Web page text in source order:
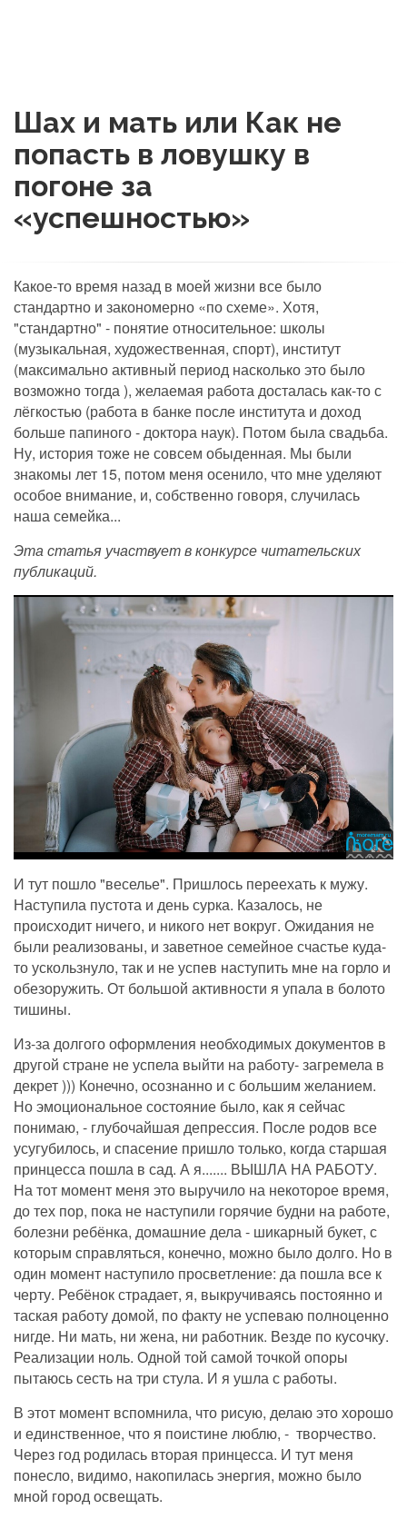
Шах и мать или Как не
попасть в ловушку в
погоне за
«успешностью»
Какое-то время назад в моей жизни все было
стандартно и закономерно «по схеме». Хотя,
"стандартно" - понятие относительное: школы
(музыкальная, художественная, спорт), институт
(максимально активный период насколько это было
возможно тогда ), желаемая работа досталась как-то с
лёгкостью (работа в банке после института и доход
больше папиного - доктора наук). Потом была свадьба.
Ну, история тоже не совсем обыденная. Мы были
знакомы лет 15, потом меня осенило, что мне уделяют
особое внимание, и, собственно говоря, случилась
наша семейка...
Эта статья участвует в конкурсе читательских
публикаций.
И тут пошло "веселье". Пришлось переехать к мужу.
Наступила пустота и день сурка. Казалось, не
происходит ничего, и никого нет вокруг. Ожидания не
были реализованы, и заветное семейное счастье куда-
то ускользнуло, так и не успев наступить мне на горло и
обезоружить. От большой активности я упала в болото
тишины.
Из-за долгого оформления необходимых документов в
другой стране не успела выйти на работу- загремела в
декрет ))) Конечно, осознанно и с большим желанием.
Но эмоциональное состояние было, как я сейчас
понимаю, - глубочайшая депрессия. После родов все
усугубилось, и спасение пришло только, когда старшая
принцесса пошла в сад. А я....... ВЫШЛА НА РАБОТУ.
На тот момент меня это выручило на некоторое время,
до тех пор, пока не наступили горячие будни на работе,
болезни ребёнка, домашние дела - шикарный букет, с
которым справляться, конечно, можно было долго. Но в
один момент наступило просветление: да пошла все к
черту. Ребёнок страдает, я, выкручиваясь постоянно и
таская работу домой, по факту не успеваю полноценно
нигде. Ни мать, ни жена, ни работник. Везде по кусочку.
Реализации ноль. Одной той самой точкой опоры
пытаюсь сесть на три стула. И я ушла с работы.
В этот момент вспомнила, что рисую, делаю это хорошо
и единственное, что я поистине люблю, - творчество.
Через год родилась вторая принцесса. И тут меня
понесло, видимо, накопилась энергия, можно было
мной город освещать.